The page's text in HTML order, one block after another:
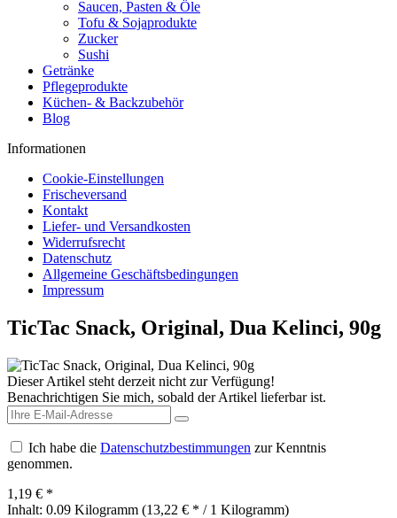
Saucen, Pasten & Öle
Tofu & Sojaprodukte
Zucker
Sushi
Getränke
Pflegeprodukte
Küchen- & Backzubehör
Blog
Informationen
Cookie-Einstellungen
Frischeversand
Kontakt
Liefer- und Versandkosten
Widerrufsrecht
Datenschutz
Allgemeine Geschäftsbedingungen
Impressum
TicTac Snack, Original, Dua Kelinci, 90g
Dieser Artikel steht derzeit nicht zur Verfügung!
Benachrichtigen Sie mich, sobald der Artikel lieferbar ist.
Ich habe die Datenschutzbestimmungen zur Kenntnis
genommen.
1,19 € *
Inhalt: 0.09 Kilogramm (13,22 € * / 1 Kilogramm)